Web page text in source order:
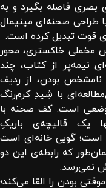
بصری فاصله بگیرد و به
طراحی صحنه‌ای مینیمال
قوت تبدیل کرده است.
مخملی خاکستری، محور
نیمه‌پر از کتاب، چند
بودن، از ردیف
با شِیدِ کرم‌رنگ
است. کف صحنه با
یک قالیچه‌ی باریکِ
است؛ گویی خانه‌ای است
که رابطه‌ی این دو
نمی‌رسد.
بودن را القا می‌کند؛